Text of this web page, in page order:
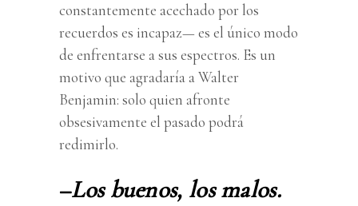
constantemente acechado por los
recuerdos es incapaz— es el único modo
de enfrentarse a sus espectros. Es un
motivo que agradaría a Walter
Benjamin: solo quien afronte
obsesivamente el pasado podrá
redimirlo.
–Los buenos, los malos.